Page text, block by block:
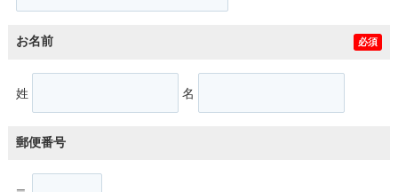
お名前 必須
姓 名
郵便番号